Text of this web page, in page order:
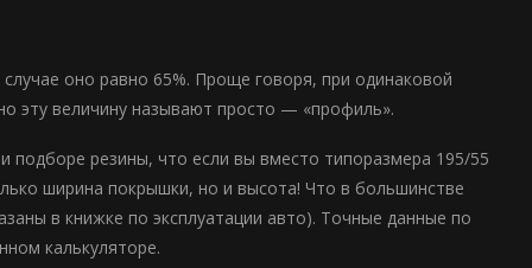
оно равно 65%. Проще говоря, при одинаковой
эту величину называют просто — «профиль».
резины, что если вы вместо типоразмера 195/55
ширина покрышки, но и высота! Что в большинстве
в книжке по эксплуатации авто). Точные данные по
калькуляторе.